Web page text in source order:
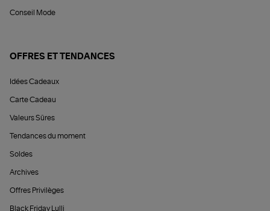
Conseil Mode
OFFRES ET TENDANCES
Idées Cadeaux
Carte Cadeau
Valeurs Sûres
Tendances du moment
Soldes
Archives
Offres Privilèges
Black Friday Lulli